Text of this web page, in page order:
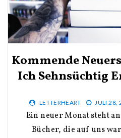
Kommende
Ich Sehnsüchtig
LETTERHEART JULI 28,
Ein neuer Monat steht an und somit auch neue
Bücher, die auf uns